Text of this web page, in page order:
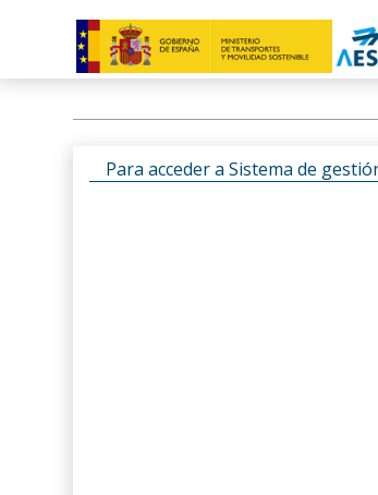
Para acceder a Sistema de